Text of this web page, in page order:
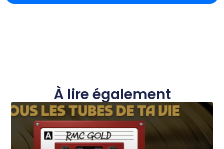
À lire également